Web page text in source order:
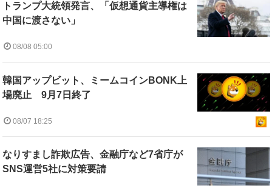
トランプ大統領発言、「仮想通貨主導権は
中国に渡さない」
08/08 05:00
韓国アップビット、ミームコインBONK上
場廃止 9月7日終了
08/07 18:25
なりすまし詐欺広告、金融庁など7省庁が
SNS運営5社に対策要請